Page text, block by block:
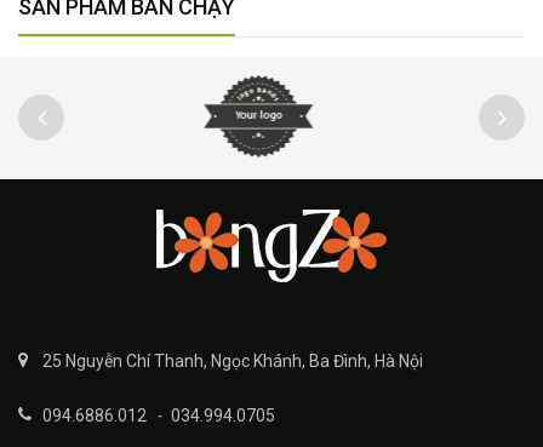
SẢN PHẨM BÁN CHẠY
25 Nguyễn Chí Thanh, Ngọc Khánh, Ba Đình, Hà Nội
094.6886.012 - 034.994.0705